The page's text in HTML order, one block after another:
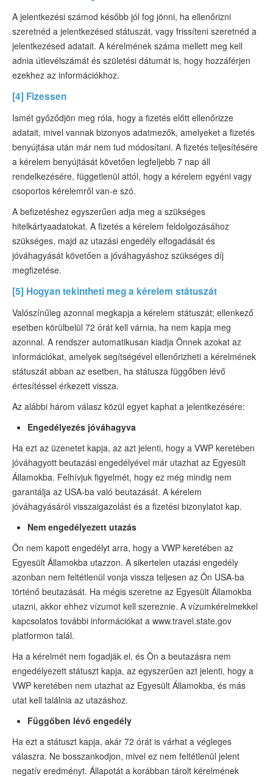
A jelentkezési számod később jól fog jönni, ha ellenőrizni
szeretnéd a jelentkezésed státuszát, vagy frissíteni szeretnéd a
jelentkezésed adatait. A kérelmének száma mellett meg kell
adnia útlevélszámát és születési dátumát is, hogy hozzáférjen
ezekhez az információkhoz.
[4] Fizessen
Ismét győződjön meg róla, hogy a fizetés előtt ellenőrizze
adatait, mivel vannak bizonyos adatmezők, amelyeket a fizetés
benyújtása után már nem tud módosítani. A fizetés teljesítésére
a kérelem benyújtását követően legfeljebb 7 nap áll
rendelkezésére, függetlenül attól, hogy a kérelem egyéni vagy
csoportos kérelemről van-e szó.
A befizetéshez egyszerűen adja meg a szükséges
hitelkártyaadatokat. A fizetés a kérelem feldolgozásához
szükséges, majd az utazási engedély elfogadását és
jóváhagyását követően a jóváhagyáshoz szükséges díj
megfizetése.
[5] Hogyan tekintheti meg a kérelem státuszát
Valószínűleg azonnal megkapja a kérelem státuszát; ellenkező
esetben körülbelül 72 órát kell várnia, ha nem kapja meg
azonnal. A rendszer automatikusan kiadja Önnek azokat az
információkat, amelyek segítségével ellenőrizheti a kérelmének
státuszát abban az esetben, ha státusza függőben lévő
értesítéssel érkezett vissza.
Az alábbi három válasz közül egyet kaphat a jelentkezésére:
Engedélyezés jóváhagyva
Ha ezt az üzenetet kapja, az azt jelenti, hogy a VWP keretében
jóváhagyott beutazási engedélyével már utazhat az Egyesült
Államokba. Felhívjuk figyelmét, hogy ez még mindig nem
garantálja az USA-ba való beutazását. A kérelem
jóváhagyásáról visszaigazolást és a fizetési bizonylatot kap.
Nem engedélyezett utazás
Ön nem kapott engedélyt arra, hogy a VWP keretében az
Egyesült Államokba utazzon. A sikertelen utazási engedély
azonban nem feltétlenül vonja vissza teljesen az Ön USA-ba
történő beutazását. Ha mégis szeretne az Egyesült Államokba
utazni, akkor ehhez vízumot kell szereznie. A vízumkérelmekkel
kapcsolatos további információkat a www.travel.state.gov
platformon talál.
Ha a kérelmét nem fogadják el, és Ön a beutazásra nem
engedélyezett státuszt kapja, az egyszerűen azt jelenti, hogy a
VWP keretében nem utazhat az Egyesült Államokba, és más
utat kell találnia az utazáshoz.
Függőben lévő engedély
Ha ezt a státuszt kapja, akár 72 órát is várhat a végleges
válaszra. Ne bosszankodjon, mivel ez nem feltétlenül jelent
negatív eredményt. Állapotát a korábban tárolt kérelmének